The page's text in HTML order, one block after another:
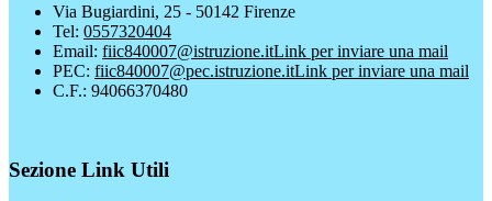
Via Bugiardini, 25 - 50142 Firenze
Tel: 0557320404
Email: fiic840007@istruzione.itLink per inviare una mail
PEC: fiic840007@pec.istruzione.itLink per inviare una mail
C.F.: 94066370480
Sezione Link Utili